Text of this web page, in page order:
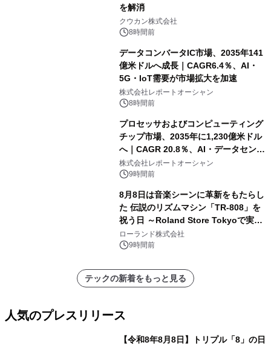
を解消
クウカン株式会社
8時間前
データコンバータIC市場、2035年141
億米ドルへ成長｜CAGR6.4％、AI・
5G・IoT需要が市場拡大を加速
株式会社レポートオーシャン
8時間前
プロセッサおよびコンピューティング
チップ市場、2035年に1,230億米ドル
へ｜CAGR 20.8％、AI・データセンタ
ー需要が成長を牽引
株式会社レポートオーシャン
9時間前
8月8日は音楽シーンに革新をもたらし
た 伝説のリズムマシン「TR-808」を
祝う日 ～Roland Store Tokyoで実機
を展示しての 記念キャンペーンを開
催 英国ラジオ「NTS」の 特別プログ
アーティストを フィーチャーしたアニ
メーションを公開～
ローランド株式会社
9時間前
テックの新着をもっと見る
人気のプレスリリース
【令和8年8月8日】トリプル「8」の日